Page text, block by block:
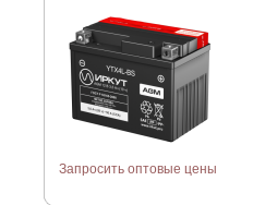
Запросить оптовые цены